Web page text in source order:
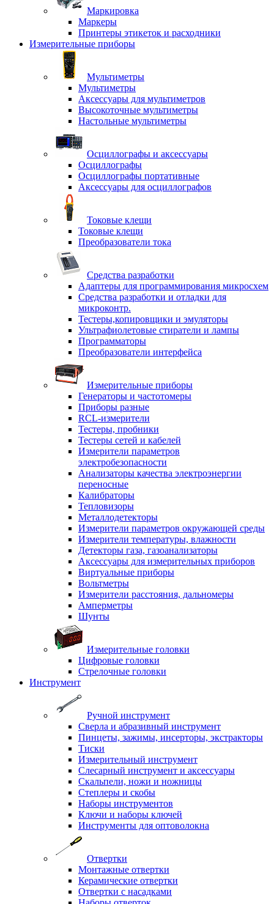
Маркировка
Маркеры
Принтеры этикеток и расходники
Измерительные приборы
Мультиметры
Мультиметры
Аксессуары для мультиметров
Высокоточные мультиметры
Настольные мультиметры
Осциллографы и аксессуары
Осциллографы
Осциллографы портативные
Аксессуары для осциллографов
Токовые клещи
Токовые клещи
Преобразователи тока
Средства разработки
Адаптеры для программирования микросхем
Средства разработки и отладки для
микроконтр.
Тестеры,копировщики и эмуляторы
Ультрафиолетовые стиратели и лампы
Программаторы
Преобразователи интерфейса
Измерительные приборы
Генераторы и частотомеры
Приборы разные
RCL-измерители
Тестеры, пробники
Тестеры сетей и кабелей
Измерители параметров
электробезопасности
Анализаторы качества электроэнергии
переносные
Калибраторы
Тепловизоры
Металлодетекторы
Измерители параметров окружающей среды
Измерители температуры, влажности
Детекторы газа, газоанализаторы
Аксессуары для измерительных приборов
Виртуальные приборы
Вольтметры
Измерители расстояния, дальномеры
Амперметры
Шунты
Измерительные головки
Цифровые головки
Стрелочные головки
Инструмент
Ручной инструмент
Сверла и абразивный инструмент
Пинцеты, зажимы, инсерторы, экстракторы
Тиски
Измерительный инструмент
Слесарный инструмент и аксессуары
Скальпели, ножи и ножницы
Степлеры и скобы
Наборы инструментов
Ключи и наборы ключей
Инструменты для оптоволокна
Отвертки
Монтажные отвертки
Керамические отвертки
Отвертки с насадками